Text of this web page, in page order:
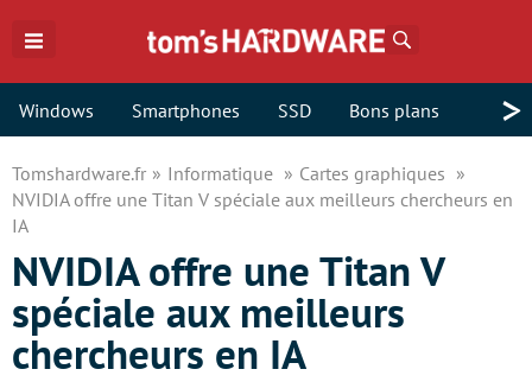
Windows Smartphones SSD Bons plans >
Tomshardware.fr Informatique
Cartes graphiques
NVIDIA offre une Titan V spéciale aux meilleurs chercheurs en
IA
NVIDIA offre une Titan V
spéciale aux meilleurs
chercheurs en IA